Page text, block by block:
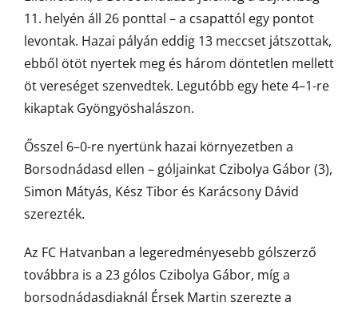
11. helyén áll 26 ponttal – a csapattól egy pontot
levontak. Hazai pályán eddig 13 meccset játszottak,
ebből ötöt nyertek meg és három döntetlen mellett
öt vereséget szenvedtek. Legutóbb egy hete 4–1-re
kikaptak Gyöngyöshalászon.
Ősszel 6–0-re nyertünk hazai környezetben a
Borsodnádasd ellen – góljainkat Czibolya Gábor (3),
Simon Mátyás, Kész Tibor és Karácsony Dávid
szerezték.
Az FC Hatvanban a legeredményesebb gólszerző
továbbra is a 23 gólos Czibolya Gábor, míg a
borsodnádasdiaknál Érsek Martin szerezte a